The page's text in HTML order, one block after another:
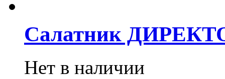
Салатник
Нет в наличии